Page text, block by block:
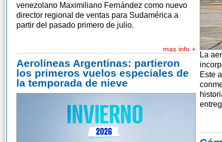
venezolano Maximiliano Fernández como nuevo
director regional de ventas para Sudamérica a
partir del pasado primero de julio.
mas info +
Aerolíneas Argentinas: partieron
los primeros vuelos especiales de
la temporada de nieve
La
Este